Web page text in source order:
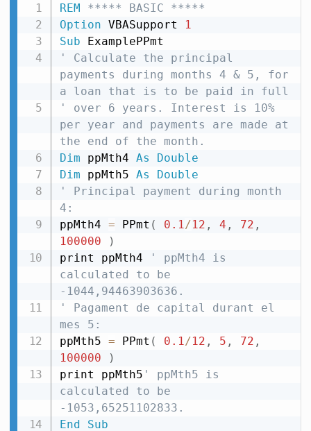
REM ***** BASIC *****
Option VBASupport
1
Sub
' Calculate the principal
payments during months 4 & 5, for
a loan that is to be paid in full
' over 6 years. Interest is 10%
per year and payments are made at
the end of the month.
Dim ppMth4 As
Double
Dim ppMth5 As
Double
' Principal payment during month
4:
ppMth4 = PPmt ( 0.1 /12 , 4 , 72 ,
100000
)
print ppMth4
' ppMth4 is
calculated to be
-1044,94463903636.
' Pagament de capital durant el
mes 5:
ppMth5 = PPmt ( 0.1 /12 , 5 , 72 ,
100000
)
print ppMth5 ' ppMth5 is
calculated to be
-1053,65251102833.
End
Sub